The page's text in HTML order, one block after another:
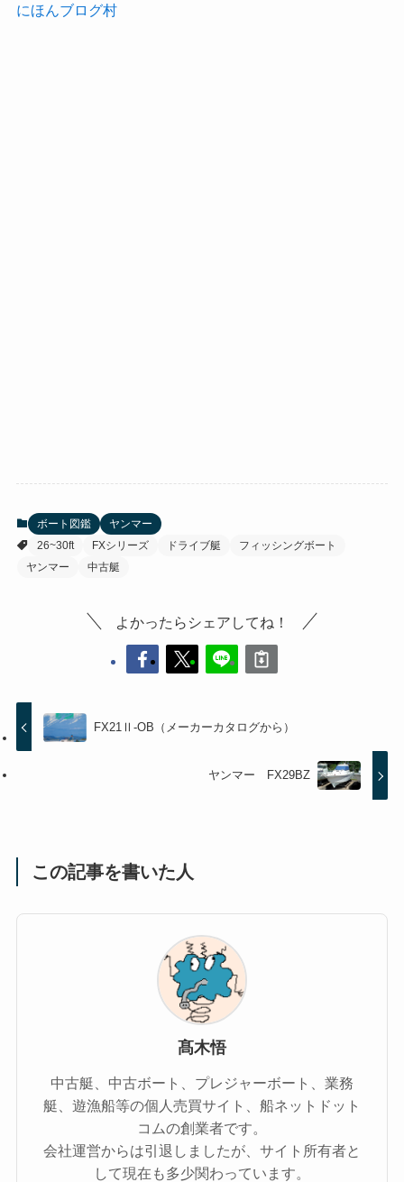
にほんブログ村
ボート図鑑
ヤンマー
26~30ft
FXシリーズ ドライブ艇
フィッシングボート
ヤンマー
中古艇
よかったらシェアしてね！
FX21Ⅱ-OB（メーカーカタログから）
ヤンマー FX29BZ
この記事を書いた人
髙木悟
中古艇、中古ボート、プレジャーボート、業務
艇、遊漁船等の個人売買サイト、船ネットドット
コムの創業者です。
会社運営からは引退しましたが、サイト所有者と
して現在も多少関わっています。